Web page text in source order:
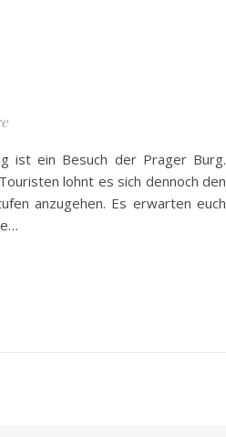
ist ein Besuch der Prager Burg.
lohnt es sich dennoch den
anzugehen. Es erwarten euch